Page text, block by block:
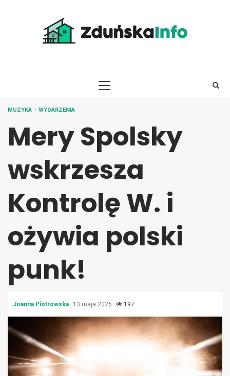
PRIMARY
MUZYKA WYDARZENIA
Mery Spolsky
wskrzesza
Kontrolę W. i
ożywia polski
punk!
Joanna Piotrowska 13 maja 2026 197